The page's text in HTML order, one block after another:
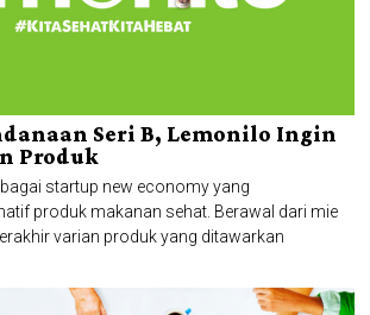
Seri B, Lemonilo Ingin
Produk
startup new economy yang
produk makanan sehat. Berawal dari mie
varian produk yang ditawarkan